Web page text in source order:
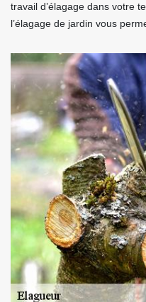
travail d’élagage dans votre
l’élagage de jardin vous